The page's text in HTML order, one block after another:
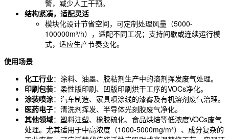
警，减少人工干预。
结构紧凑，适配灵活
模块化设计节省空间，可定制处理风量（5000-
100000m³/h），适配不同工况；支持间歇或连续运行模
式，适应生产节奏变化。
使用场景
化工行业：涂料、油墨、胶粘剂生产中的溶剂挥发废气处理。
印刷包装：柔性版印刷、凹版印刷烘干工序的VOCs净化。
涂装喷涂：汽车制造、家具喷涂线的漆雾及有机溶剂废气治理。
医药电子：清洗剂挥发、半导体光刻胶废气净化。
其他领域：塑料注塑、橡胶硫化、食品烘焙等低浓度VOCs废气
处理。尤其适用于中高浓度（1000-5000mg/m³）、成分复杂的